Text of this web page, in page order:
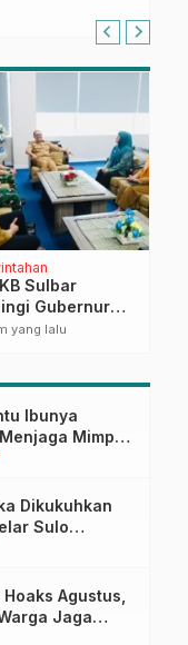
Sulbar
Gubernur
Audiensi
yang lalu
Ibunya
Mimpi
Cita-Cita
Dikukuhkan
Sulo
Agustus,
Jaga